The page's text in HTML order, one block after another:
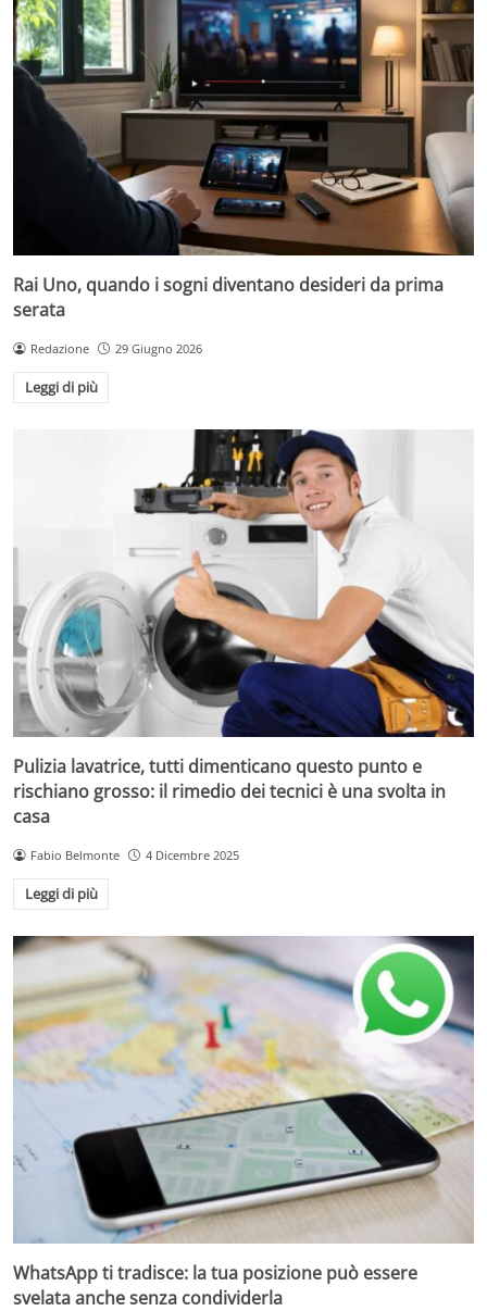
Rai Uno, quando i sogni diventano desideri da prima
serata
Redazione 29 Giugno 2026
Leggi di più
Pulizia lavatrice, tutti dimenticano questo punto e
rischiano grosso: il rimedio dei tecnici è una svolta in
casa
Fabio Belmonte 4 Dicembre 2025
Leggi di più
WhatsApp ti tradisce: la tua posizione può essere
svelata anche senza condividerla